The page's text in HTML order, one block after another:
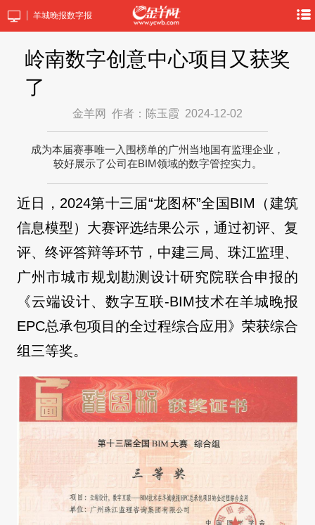
羊城晚报数字报
岭南数字创意中心项目又获奖
了
金羊网 作者：陈玉霞 2024-12-02
成为本届赛事唯一入围榜单的广州当地国有监理企业，
较好展示了公司在BIM领域的数字管控实力。
近日，2024第十三届“龙图杯”全国BIM（建筑
信息模型）大赛评选结果公示，通过初评、复
评、终评答辩等环节，中建三局、珠江监理、
广州市城市规划勘测设计研究院联合申报的
《云端设计、数字互联-BIM技术在羊城晚报
EPC总承包项目的全过程综合应用》荣获综合
组三等奖。